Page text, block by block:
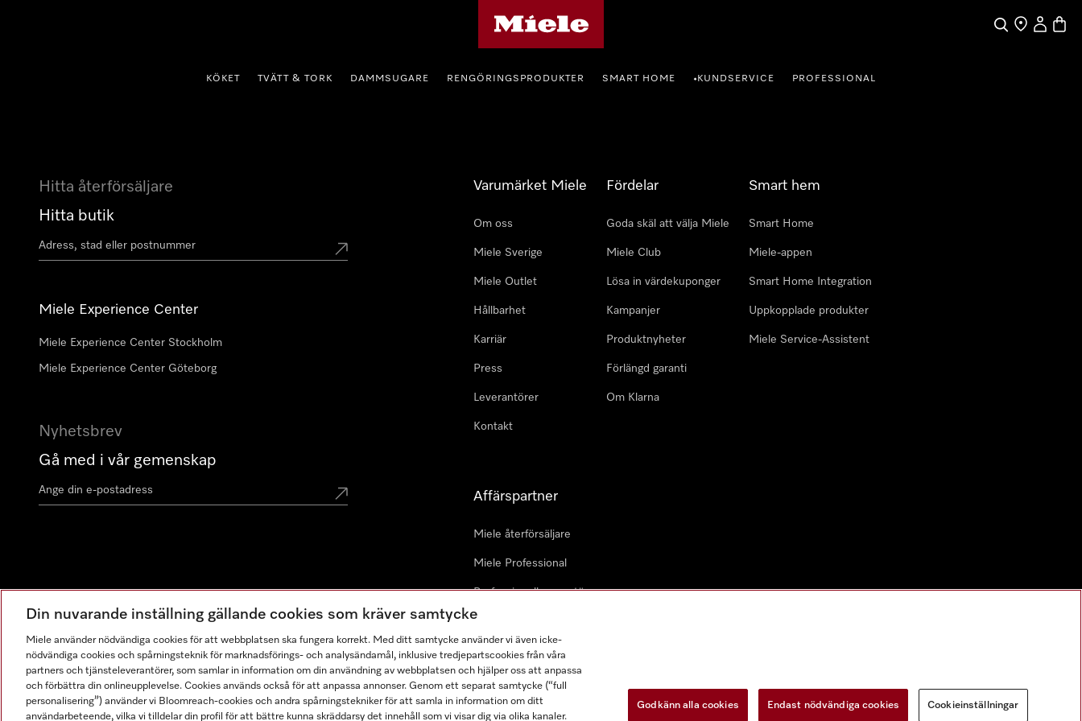
Sök
Hitta Butik
Mitt konto
KÖKET TVÄTT & TORK DAMMSUGARE RENGÖRINGSPRODUKTER SMART HOME •KUNDSERVICE PROFESSIONAL
Hitta återförsäljare
Hitta butik
Miele Experience Center
Miele Experience Center Stockholm
Miele Experience Center Göteborg
Nyhetsbrev
Gå med i vår gemenskap
Varumärket Miele
Om oss
Miele Sverige
Miele Outlet
Hållbarhet
Karriär
Press
Leverantörer
Kontakt
Fördelar
Goda skäl att välja Miele
Miele Club
Lösa in värdekuponger
Kampanjer
Produktnyheter
Förlängd garanti
Om Klarna
Smart hem
Smart Home
Miele-appen
Smart Home Integration
Uppkopplade produkter
Miele Service-Assistent
Affärspartner
Miele återförsäljare
Miele Professional
Professionell reparatör
Miele Marine
Arkitekter & Planerare
Din nuvarande inställning gällande cookies som kräver samtycke
Miele använder nödvändiga cookies för att webbplatsen ska fungera korrekt. Med ditt samtycke använder vi även icke-
nödvändiga cookies och spårningsteknik för marknadsförings- och analysändamål, inklusive tredjepartscookies från våra
partners och tjänsteleverantörer, som samlar in information om din användning av webbplatsen och hjälper oss att anpassa
och förbättra din onlineupplevelse. Cookies används också för att anpassa annonser. Genom ett separat samtycke (“full
personalisering”) använder vi Bloomreach-cookies och andra spårningstekniker för att samla in information om ditt
användarbeteende, vilka vi tilldelar din profil för att bättre kunna skräddarsy det innehåll som vi visar dig via olika kanaler.
Godkänn alla cookies Endast nödvändiga cookies Cookieinställningar